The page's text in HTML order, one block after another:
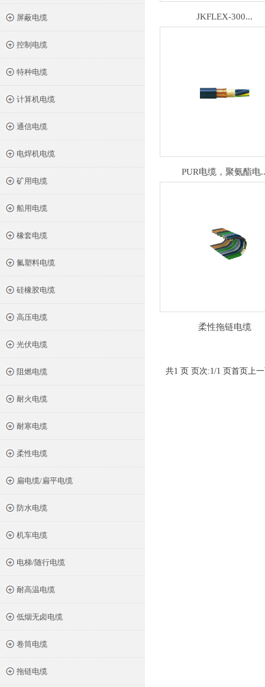
屏蔽电缆
控制电缆
特种电缆
计算机电缆
通信电缆
电焊机电缆
矿用电缆
船用电缆
橡套电缆
氟塑料电缆
硅橡胶电缆
高压电缆
光伏电缆
阻燃电缆
耐火电缆
耐寒电缆
柔性电缆
扁电缆/扁平电缆
防水电缆
机车电缆
电梯/随行电缆
耐高温电缆
低烟无卤电缆
卷筒电缆
拖链电缆
JKFLEX-300...
PUR电缆，聚氨酯电
柔性拖链电缆
共1 页 页次:1/1 页首页上